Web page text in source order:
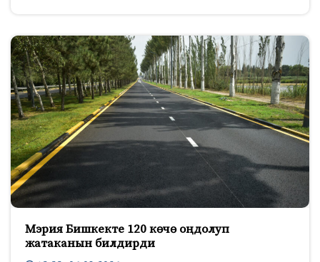
Мэрия Бишкекте 120 көчө оңдолуп
жатаканын билдирди